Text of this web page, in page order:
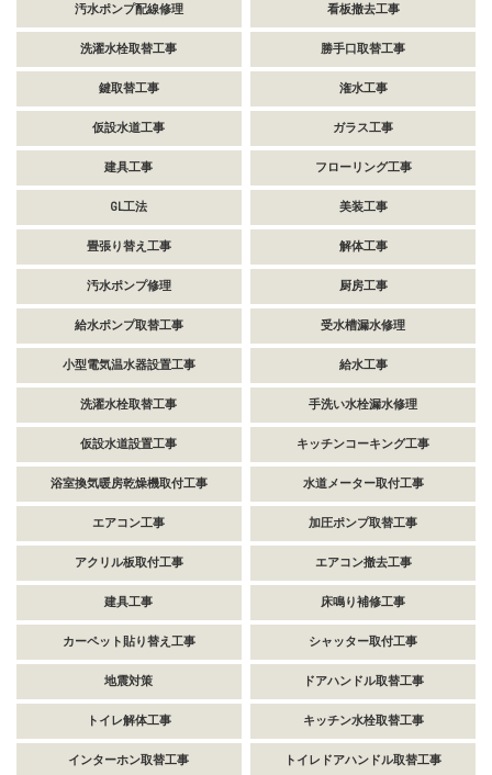
汚水ポンプ配線修理 看板撤去工事
洗濯水栓取替工事 勝手口取替工事
鍵取替工事 潅水工事
仮設水道工事 ガラス工事
建具工事 フローリング工事
GL工法 美装工事
畳張り替え工事 解体工事
汚水ポンプ修理 厨房工事
給水ポンプ取替工事 受水槽漏水修理
小型電気温水器設置工事 給水工事
洗濯水栓取替工事 手洗い水栓漏水修理
仮設水道設置工事 キッチンコーキング工事
浴室換気暖房乾燥機取付工事 水道メーター取付工事
エアコン工事 加圧ポンプ取替工事
アクリル板取付工事 エアコン撤去工事
建具工事 床鳴り補修工事
カーペット貼り替え工事 シャッター取付工事
地震対策 ドアハンドル取替工事
トイレ解体工事 キッチン水栓取替工事
インターホン取替工事 トイレドアハンドル取替工事